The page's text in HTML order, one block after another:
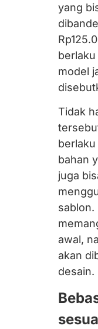
yang
model
Tidak
bahan
juga
sablon.
awal,
akan
desain.